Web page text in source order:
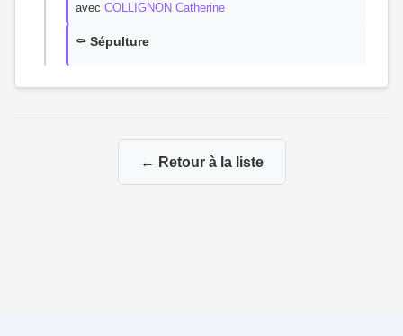
avec COLLIGNON Catherine
⚰️ Sépulture
← Retour à la liste